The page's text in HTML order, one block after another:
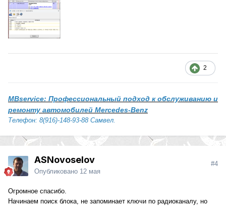
2
MBservice: Профессиональный подход к обслуживанию и
ремонту автомобилей Mercedes-Benz
Телефон: 8(916)-148-93-88 Самвел.
ASNovoselov
Опубликовано 12 мая
#4
Огромное спасибо.
Начинаем поиск блока, не запоминает ключи по радиоканалу, но